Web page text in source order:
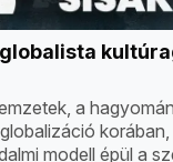
a
modell épül a